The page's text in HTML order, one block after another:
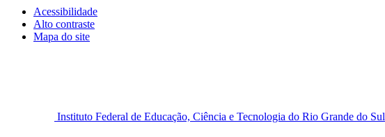
Acessibilidade
Alto contraste
Mapa do site
Instituto Federal de Educação, Ciência e Tecnologia do Rio Grande do Sul